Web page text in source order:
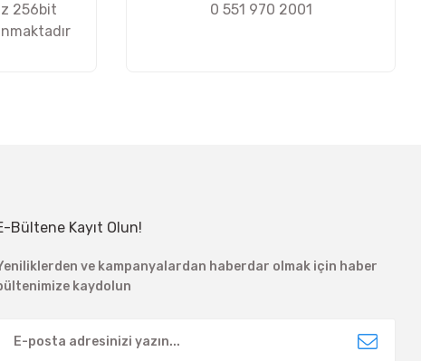
256bit
0 551 970 2001
Bültene Kayıt Olun!
ve kampanyalardan haberdar olmak için haber
kaydolun